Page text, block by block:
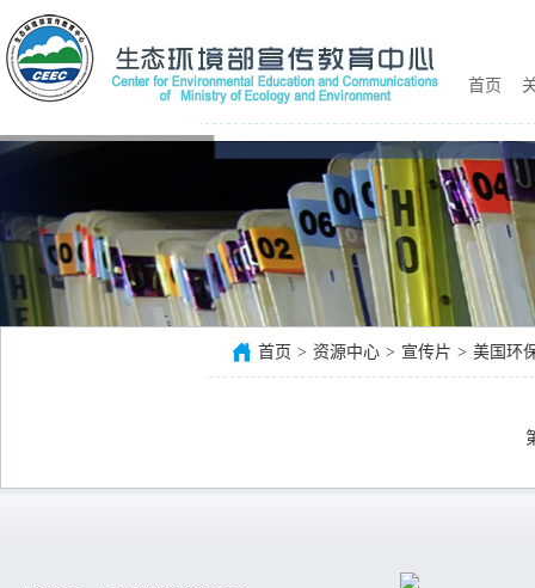
首页
首页 > 资源中心 > 宣传片 > 美国环